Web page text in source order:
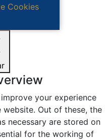
Cookies.
your experience
Out of these, the
necessary are stored on
for the working of